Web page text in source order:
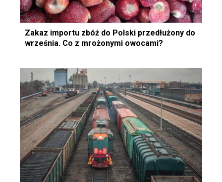
Zakaz importu zbóż do Polski przedłużony do
września. Co z mrożonymi owocami?